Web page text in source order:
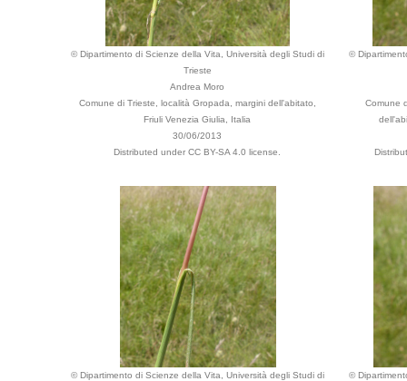
© Dipartimento di Scienze della Vita, Università degli Studi di
Trieste
Andrea Moro
Comune di Trieste, località Gropada, margini dell'abitato,
Friuli Venezia Giulia, Italia
30/06/2013
Distributed under CC BY-SA 4.0 license.
©
Comune
© Dipartimento di Scienze della Vita, Università degli Studi di
©